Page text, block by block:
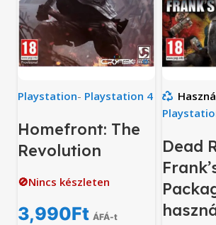
Playstation- Playstation 4
Homefront: The
Revolution
🚫Nincs készleten
3,990Ft ÁFÁ-t
Dead